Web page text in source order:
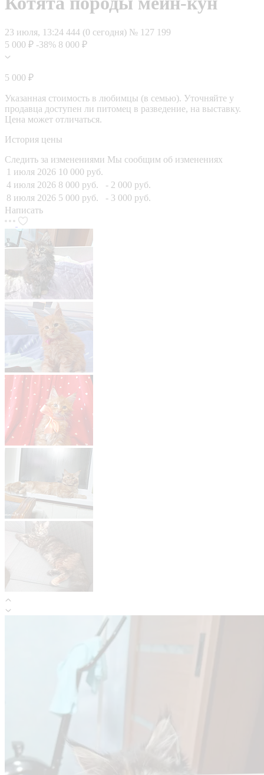
23 июля, 13:24 444 (0 сегодня) № 127 199
5 000 ₽ -38% 8 000 ₽
5 000 ₽
Указанная стоимость в любимцы (в семью). Уточняйте у
продавца доступен ли питомец в разведение, на выставку.
Цена может отличаться.
История цены
Следить за изменениями Мы сообщим об изменениях
1 июля 2026 10 000 руб.
4 июля 2026 8 000 руб.
- 2 000 руб.
8 июля 2026 5 000 руб.
- 3 000 руб.
Написать